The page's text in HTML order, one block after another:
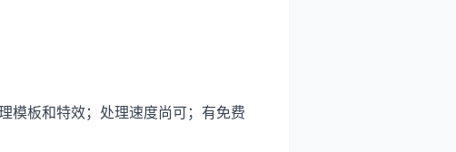
模板和特效；处理速度尚可；有免费